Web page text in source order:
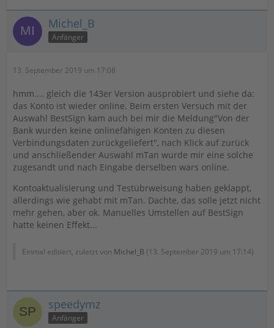
Michel_B
Anfänger
13. September 2019 um 17:08
hmm.... gleich die 143er Version ausprobiert und siehe da:
das Konto ist wieder online. Beim ersten Versuch mit der
Auswahl BestSign kam auch bei mir die Meldung"Von der
Bank wurden keine onlinefähigen Konten zu diesen
Verbindungsdaten zurückgeliefert", nach Klick auf zurück
und anschließender Auswahl mTan wurde mir eine solche
zugesandt und nach Eingabe derselben wars online.
Kontoaktualisierung und Testübrweisung haben geklappt,
allerdings wie gehabt mit mTan. Dachte, das solle jetzt nicht
mehr gehen, aber ok. Manuelles Umstellen auf BestSign
hatte keinen Effekt...
Einmal editiert, zuletzt von Michel_B (13. September 2019 um 17:14)
speedymz
Anfänger